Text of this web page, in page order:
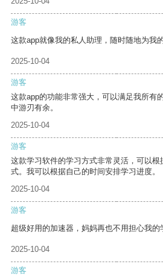
游客
这款app就像我的私人助理，随时随地为我
2025-10-04
游客
这款app的功能非常强大，可以满足我所有
中游刃有余。
2025-10-04
游客
这款学习软件的学习方式非常灵活，可以
式。我可以根据自己的时间安排学习进度。
2025-10-04
游客
超级好用的加速器，妈妈再也不用担心我的
2025-10-04
游客